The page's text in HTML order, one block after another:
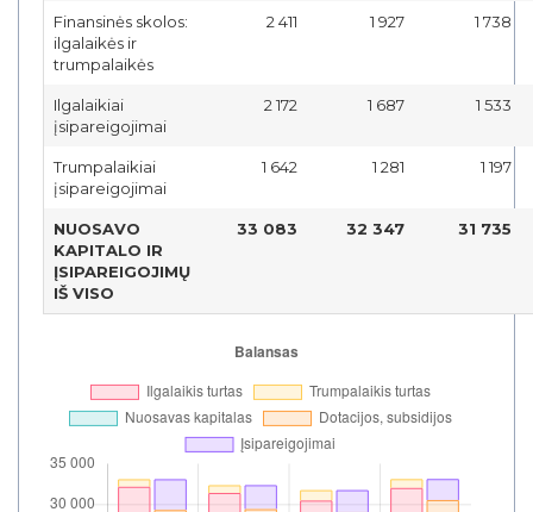
Finansinės skolos:
ilgalaikės ir
trumpalaikės
2 411 1 927 1 738
Ilgalaikiai
įsipareigojimai
2 172 1 687 1 533
Trumpalaikiai
įsipareigojimai
1 642 1 281 1 197
NUOSAVO
KAPITALO IR
ĮSIPAREIGOJIMŲ
IŠ VISO
33 083 32 347 31 735